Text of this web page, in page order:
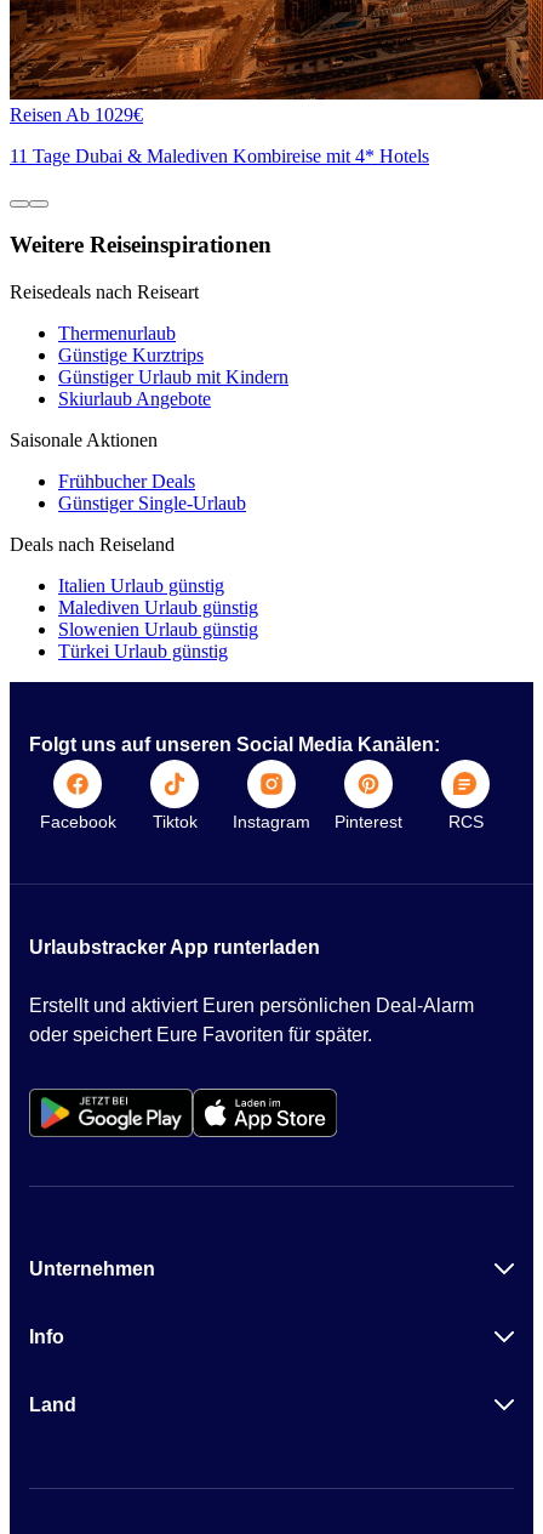
ReisenAb 1029€
11 Tage Dubai & Malediven Kombireise mit 4* Hotels
Weitere Reiseinspirationen
Reisedeals nach Reiseart
Thermenurlaub
Günstige Kurztrips
Günstiger Urlaub mit Kindern
Skiurlaub Angebote
Saisonale Aktionen
Frühbucher Deals
Günstiger Single-Urlaub
Deals nach Reiseland
Italien Urlaub günstig
Malediven Urlaub günstig
Slowenien Urlaub günstig
Türkei Urlaub günstig